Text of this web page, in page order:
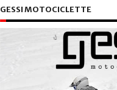
GESSI MOTOCICLETTE